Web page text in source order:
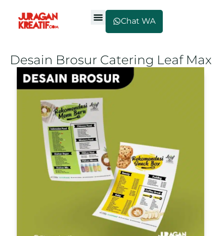
Chat WA
Desain Brosur Catering Leaf Max